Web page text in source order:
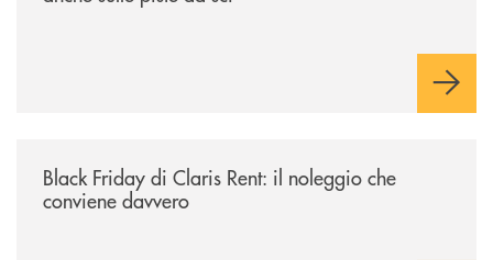
Black Friday di Claris Rent: il noleggio che
conviene davvero